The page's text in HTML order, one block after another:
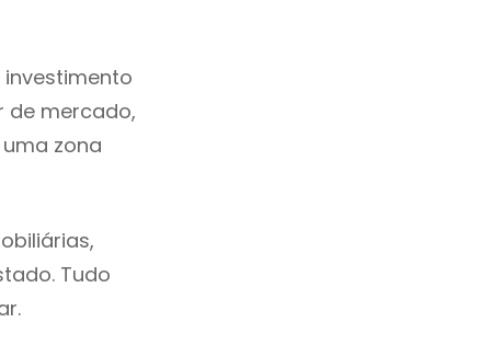
de mercado,
zona
Tudo